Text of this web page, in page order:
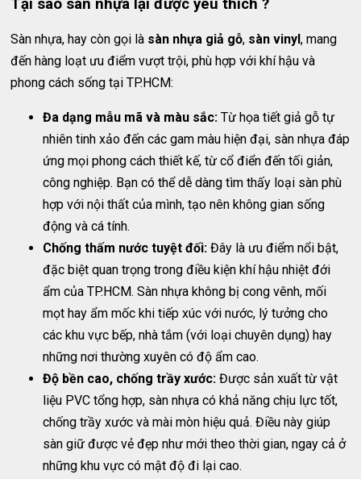
Tại sao sàn nhựa lại được yêu thích ?
Sàn nhựa, hay còn gọi là sàn nhựa giả gỗ, sàn vinyl, mang
đến hàng loạt ưu điểm vượt trội, phù hợp với khí hậu và
phong cách sống tại TP.HCM:
Đa dạng mẫu mã và màu sắc: Từ họa tiết giả gỗ tự
nhiên tinh xảo đến các gam màu hiện đại, sàn nhựa đáp
ứng mọi phong cách thiết kế, từ cổ điển đến tối giản,
công nghiệp. Bạn có thể dễ dàng tìm thấy loại sàn phù
hợp với nội thất của mình, tạo nên không gian sống
động và cá tính.
Chống thấm nước tuyệt đối: Đây là ưu điểm nổi bật,
đặc biệt quan trọng trong điều kiện khí hậu nhiệt đới
ẩm của TP.HCM. Sàn nhựa không bị cong vênh, mối
mọt hay ẩm mốc khi tiếp xúc với nước, lý tưởng cho
các khu vực bếp, nhà tắm (với loại chuyên dụng) hay
những nơi thường xuyên có độ ẩm cao.
Độ bền cao, chống trầy xước: Được sản xuất từ vật
liệu PVC tổng hợp, sàn nhựa có khả năng chịu lực tốt,
chống trầy xước và mài mòn hiệu quả. Điều này giúp
sàn giữ được vẻ đẹp như mới theo thời gian, ngay cả ở
những khu vực có mật độ đi lại cao.